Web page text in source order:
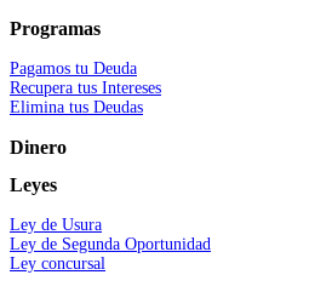
Programas
Pagamos tu Deuda
Recupera tus Intereses
Elimina tus Deudas
Dinero
Leyes
Ley de Usura
Ley de Segunda Oportunidad
Ley concursal